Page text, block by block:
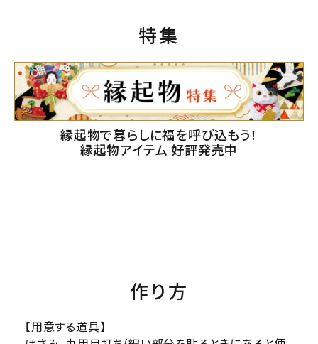
特集
縁起物で暮らしに福を呼び込もう！
縁起物アイテム 好評発売中
作り方
【用意する道具】